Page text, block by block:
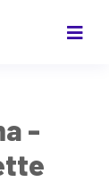
-